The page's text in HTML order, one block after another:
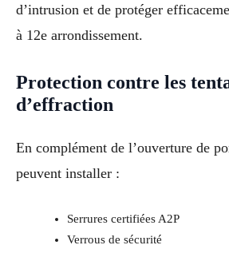
d’intrusion et de protéger
à 12e arrondissement.
Protection contre les
d’effraction
En complément de l’ouverture de
peuvent installer :
Serrures certifiées A2P
Verrous de sécurité